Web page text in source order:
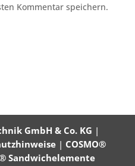
Kommentar speichern.
GmbH & Co. KG |
| COSMO®
Sandwichelemente